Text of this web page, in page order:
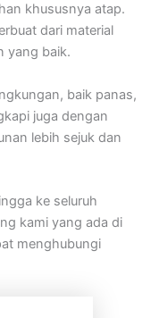
khususnya atap.
dari material
yang baik.
baik panas,
juga dengan
lebih sejuk dan
ke seluruh
kami yang ada di
menghubungi